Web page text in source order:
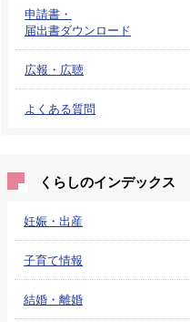
申請書・
届出書ダウンロード
広報・広聴
よくある質問
くらしのインデックス
妊娠・出産
子育て情報
結婚・離婚